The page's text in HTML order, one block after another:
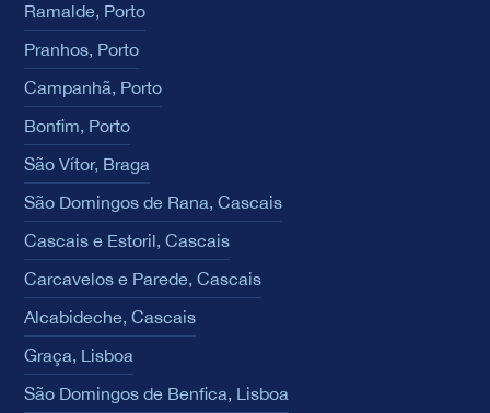
Ramalde, Porto
Pranhos, Porto
Campanhã, Porto
Bonfim, Porto
São Vítor, Braga
São Domingos de Rana, Cascais
Cascais e Estoril, Cascais
Carcavelos e Parede, Cascais
Alcabideche, Cascais
Graça, Lisboa
São Domingos de Benfica, Lisboa